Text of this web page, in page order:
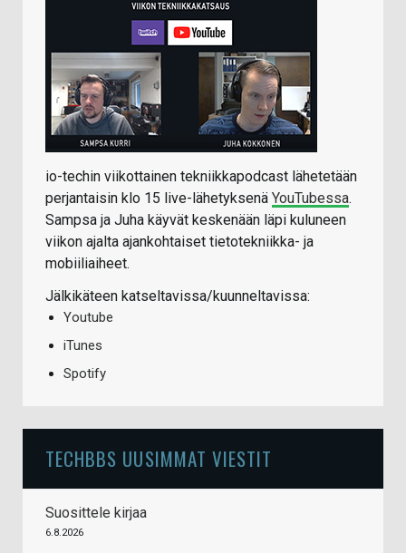
io-techin viikottainen tekniikkapodcast lähetetään
perjantaisin klo 15 live-lähetyksenä YouTubessa.
Sampsa ja Juha käyvät keskenään läpi kuluneen
viikon ajalta ajankohtaiset tietotekniikka- ja
mobiiliaiheet.
Jälkikäteen katseltavissa/kuunneltavissa:
Youtube
iTunes
Spotify
TECHBBS UUSIMMAT VIESTIT
Suosittele kirjaa
6.8.2026